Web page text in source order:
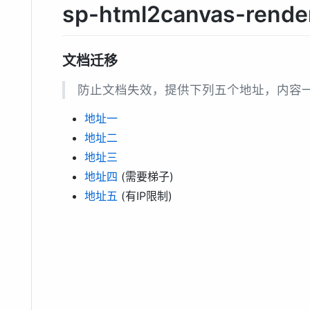
sp-html2canvas-
文档迁移
防止文档失效，提供下列五个地址，内容
地址一
地址二
地址三
地址四 (需要梯子)
地址五 (有IP限制)